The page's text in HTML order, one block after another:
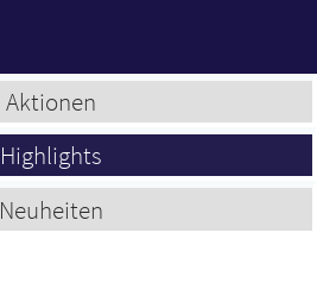
Aktionen
Highlights
Neuheiten